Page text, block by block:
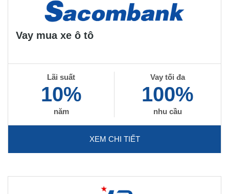
Vay mua xe ô tô
Lãi suất
10%
năm
Vay tối đa
100%
nhu cầu
XEM CHI TIẾT